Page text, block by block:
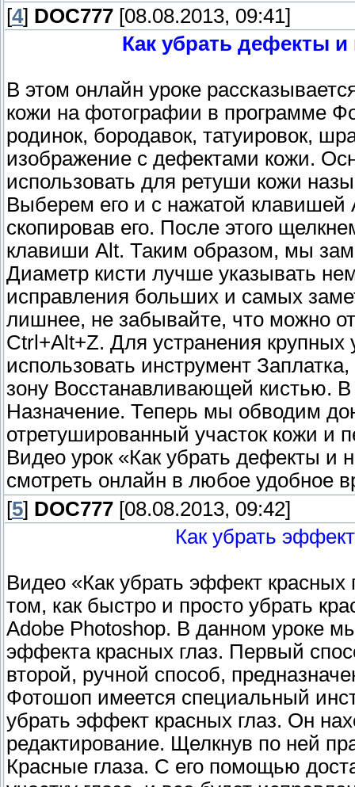
[4] DOC777 [08.08.2013, 09:41]
Как убрать дефекты
В этом онлайн уроке
кожи на фотографии в программе
родинок, бородавок, татуировок,
изображение с дефектами кожи.
использовать для ретуши кожи
Выберем его и с нажатой клавишей
скопировав его. После этого
клавиши Alt. Таким образом, мы
Диаметр кисти лучше указывать
исправления больших и самых
лишнее, не забывайте, что можно
Ctrl+Alt+Z. Для устранения крупных
использовать инструмент
зону Восстанавливающей кистью. В
Назначение. Теперь мы обводим
отретушированный участок кожи и
Видео урок «Как убрать дефекты и
смотреть онлайн в любое удобное
[5] DOC777 [08.08.2013, 09:42]
Как убрать
Видео «Как убрать эффект
том, как быстро и просто убрать
Adobe Photoshop. В данном уроке
эффекта красных глаз. Первый
второй, ручной способ,
Фотошоп имеется специальный
убрать эффект красных глаз. Он
редактирование. Щелкнув по ней
Красные глаза. С его помощью